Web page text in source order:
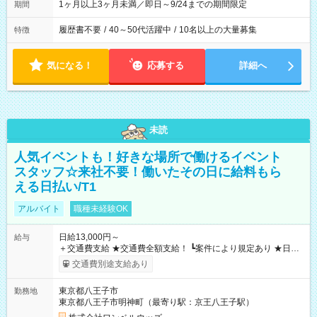
期間 1ヶ月以上3ヶ月未満／即日～9/24までの期間限定
特徴 履歴書不要 / 40～50代活躍中 / 10名以上の大量募集
気になる！ 応募する 詳細へ
未読
人気イベントも！好きな場所で働けるイベント
スタッフ☆来社不要！働いたその日に給料もら
える日払い/T1
アルバイト 職種未経験OK
給与
日給13,000円～
＋交通費支給 ★交通費全額支給！ ┗案件により規定あり ★日払
いOK！（規定あり） ┗働いたその日に現金GET♪ お仕事後はコ
ンビニATMから 日払い分を引き落とせます！ 【試用期間】試
交通費別途支給あり
勤務地
東京都八王子市
東京都八王子市明神町（最寄り駅：京王八王子駅）